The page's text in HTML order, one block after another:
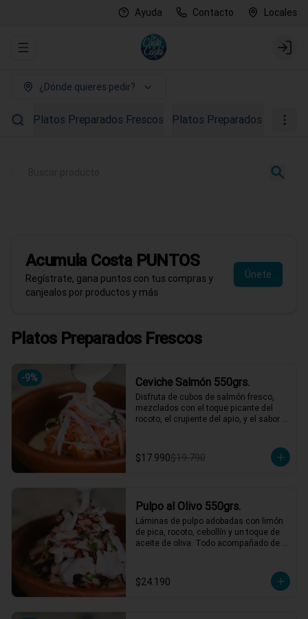
Ayuda Contacto Locales
Abrir menu de navegación Login
¿Dónde quieres pedir?
Platos Preparados Frescos Platos Preparados
Pedir ahora
Acumula Costa PUNTOS
Regístrate, gana puntos con tus compras y
canjealos por productos y más
Únete
Platos Preparados Frescos
-9% Ceviche Salmón 550grs.
Disfruta de cubos de salmón fresco,
mezclados con el toque picante del
rocoto, el crujiente del apio, y el sabor
nuestra leche de tigre, que le da ese
punch perfecto. ¡Ideal para esos
hasta 4 picotean!
*El peso neto corresponde al producto
en su presentación completa, salsas o
acompañamientos incluidos.
$17.990$19.790
Pulpo al Olivo 550grs.
Láminas de pulpo adobadas con limón
de pica, rocoto, cebollín y un toque de
aceite de oliva. Todo acompañado de
quienes buscan algo especial y lleno
de sabor! 🐙🍋
$24.190